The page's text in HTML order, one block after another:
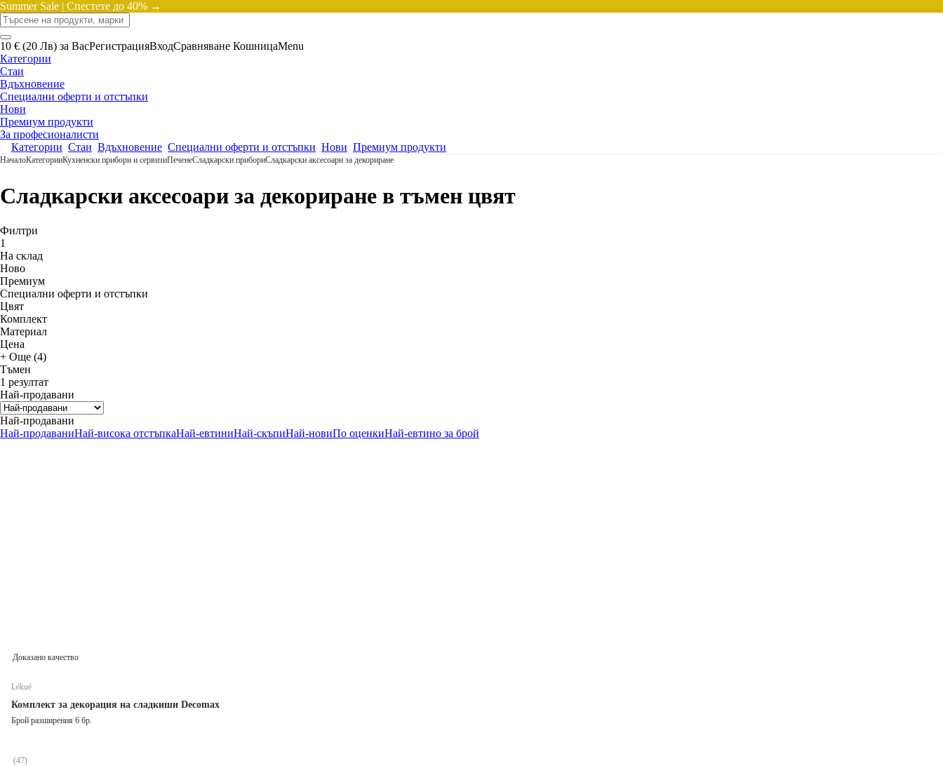
Summer Sale | Спестете до 40% →
10 € (20 Лв) за ВасРегистрацияВходСравняване КошницаMenu
Категории
Стаи
Вдъхновение
Специални оферти и отстъпки
Нови
Премиум продукти
За професионалисти
Категории Стаи Вдъхновение Специални оферти и отстъпки Нови Премиум продукти
НачалоКатегорииКухненски прибори и сервизиПеченеСладкарски прибориСладкарски аксесоари за декориране
Сладкарски аксесоари за декориране в тъмен цвят
Филтри
1
На склад
Новo
Премиум
Специални оферти и отстъпки
Цвят
Комплект
Материал
Цена
+ Още (4)
Тъмен
1 резултат
Най-продавани
Най-продавани
Най-продаваниНай-висока отстъпкаНай-евтиниНай-скъпиНай-новиПо оценкиНай-евтино за брой
Доказано качество
Lékué
Комплект за декорация на сладкиши Decomax
Брой разширения 6 бр.
(47)